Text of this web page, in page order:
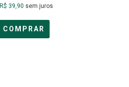
R$ 39,90 sem juros
COMPRAR